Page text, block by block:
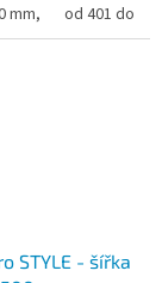
do 600 mm, od
mm, od 401 do
STYLE - šířka